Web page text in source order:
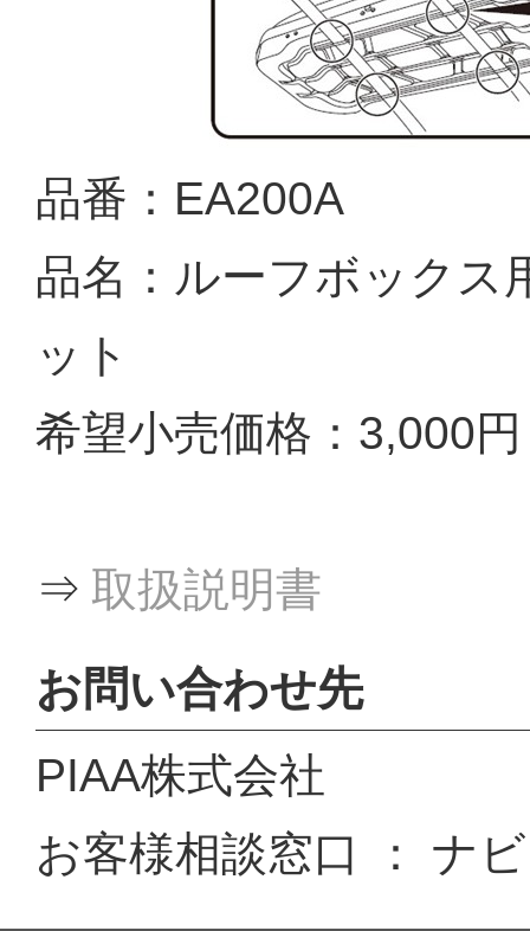
品番：EA200A
品名：ルーフボックス
ット
希望小売価格：3,000
⇒ 取扱説明書
お問い合わせ先
PIAA株式会社
お客様相談窓口 ： ナ